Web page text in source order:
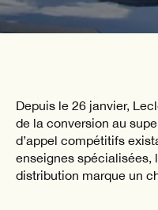
Depuis le 26 janvier,
de la conversion au
d’appel compétitifs
enseignes spécialisées,
distribution marque un